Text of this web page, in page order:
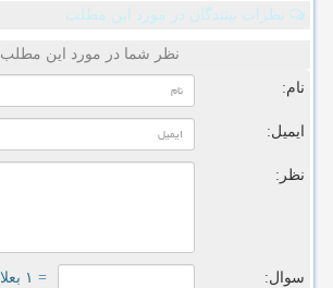
نظرات بینندگان در مورد این مطلب
نظر شما در مورد این مطلب
نام:
ایمیل:
نظر:
سوال: = ۱ بعلاوه ۴